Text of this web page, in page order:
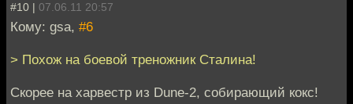
#10 | 07.06.11 20:57
Кому: gsa, #6
> Похож на боевой треножник Сталина!
Скорее на харвестр из Dune-2, собирающий кокс!